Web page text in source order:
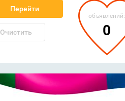
Перейти
Очистить
объявлений:
0